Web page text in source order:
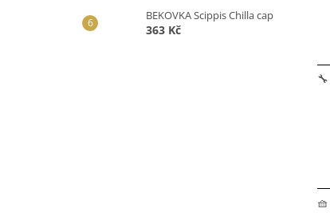
BEKOVKA Scippis Chilla cap
363 Kč
🔧
🧺